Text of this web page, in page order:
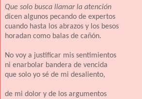
Que solo busca llamar la atención
dicen algunos pecando de expertos
cuando hasta los abrazos y los besos
horadan como balas de cañón.
No voy a justificar mis sentimientos
ni enarbolar bandera de vencida
que solo yo sé de mi desaliento,
de mi dolor y de los argumentos